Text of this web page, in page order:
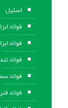
استیل
فولاد
فولاد
فولاد
فولاد
فولاد فنر